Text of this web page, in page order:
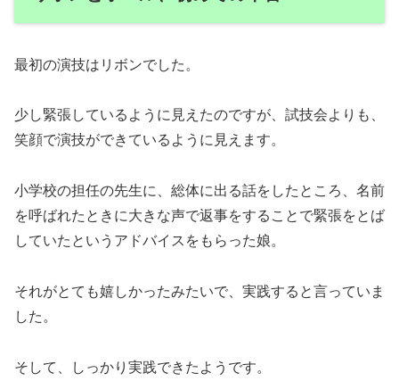
最初の演技はリボンでした。
少し緊張しているように見えたのですが、試技会よりも、
笑顔で演技ができているように見えます。
小学校の担任の先生に、総体に出る話をしたところ、名前
を呼ばれたときに大きな声で返事をすることで緊張をとば
していたというアドバイスをもらった娘。
それがとても嬉しかったみたいで、実践すると言っていま
した。
そして、しっかり実践できたようです。